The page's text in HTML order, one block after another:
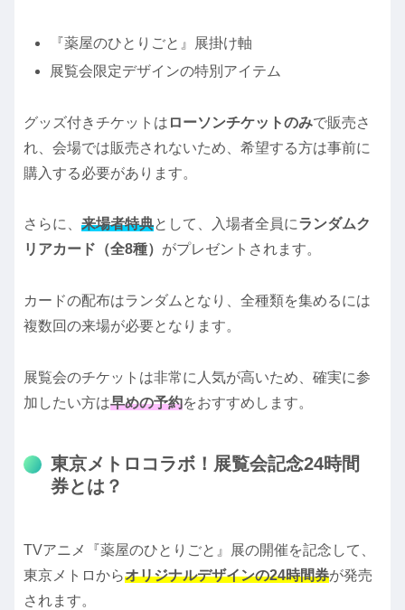
『薬屋のひとりごと』展掛け軸
展覧会限定デザインの特別アイテム
グッズ付きチケットは ローソンチケットのみで販売さ
れ、会場では販売されないため、希望する方は事前に
購入する必要があります。
さらに、 来場者特典として、入場者全員にランダムク
リアカード（全8種） がプレゼントされます。
カードの配布はランダムとなり、全種類を集めるには
複数回の来場が必要となります。
展覧会のチケットは非常に人気が高いため、確実に参
加したい方は早めの予約をおすすめします。
東京メトロコラボ！展覧会記念24時間
券とは？
TVアニメ『薬屋のひとりごと』展の開催を記念して、
東京メトロからオリジナルデザインの24時間券が発売
されます。